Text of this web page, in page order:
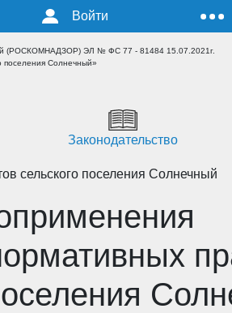
Войти
(РОСКОМНАДЗОР) ЭЛ № ФС 77 - 81484 15.07.2021г.
поселения Солнечный»
Законодательство
сельского поселения Солнечный